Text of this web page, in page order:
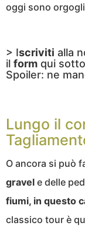
oggi sono
> Iscriviti alla
il form qui
Spoiler: ne
Lungo il
O ancora si può
gravel e delle
fiumi, in questo
classico tour è